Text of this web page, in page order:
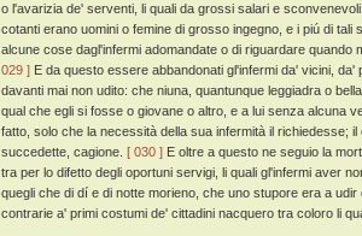
o l'avarizia de' serventi, li quali da grossi salari e
cotanti erano uomini o femine di grosso ingegno, e i piú di
alcune cose dagl'infermi adomandate o di riguardare quando
029 ] E da questo essere abbandonati gl'infermi da' vicini,
davanti mai non udito: che niuna, quantunque leggiadra o
qual che egli si fosse o giovane o altro, e a lui senza alcuna
fatto, solo che la necessità della sua infermità il richiedesse;
succedette, cagione. [ 030 ] E oltre a questo ne seguio la
tra per lo difetto degli oportuni servigi, li quali gl'infermi aver
quegli che di dí e di notte morieno, che uno stupore era a udir
contrarie a' primi costumi de' cittadini nacquero tra coloro li